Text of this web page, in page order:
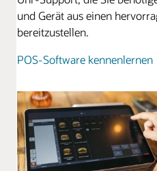
und Gerät aus einen
bereitzustellen.
POS-Software kennenlernen